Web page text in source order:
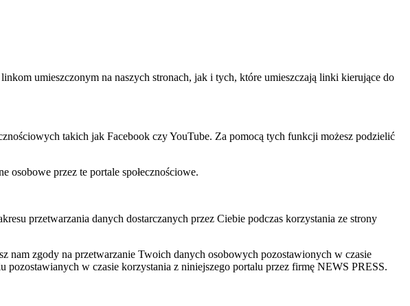
umieszczonym na naszych stronach, jak i tych, które umieszczają linki kierujące do
takich jak Facebook czy YouTube. Za pomocą tych funkcji możesz podzielić
osobowe przez te portale społecznościowe.
przetwarzania danych dostarczanych przez Ciebie podczas korzystania ze strony
nam zgody na przetwarzanie Twoich danych osobowych pozostawionych w czasie
w czasie korzystania z niniejszego portalu przez firmę NEWS PRESS.